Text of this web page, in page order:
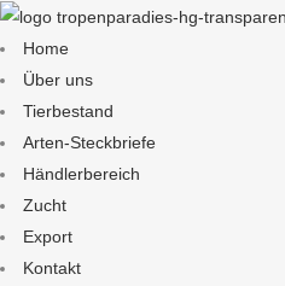
Home
Über uns
Tierbestand
Arten-Steckbriefe
Händlerbereich
Zucht
Export
Kontakt